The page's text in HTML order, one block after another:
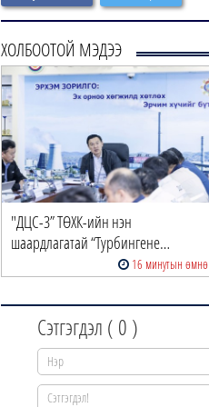
ХОЛБООТОЙ МЭДЭЭ
"ДЦС-3” ТӨХК-ийн нэн
шаардлагатай “Турбингене…
16 минутын өмнө
Сэтгэгдэл ( 0 )